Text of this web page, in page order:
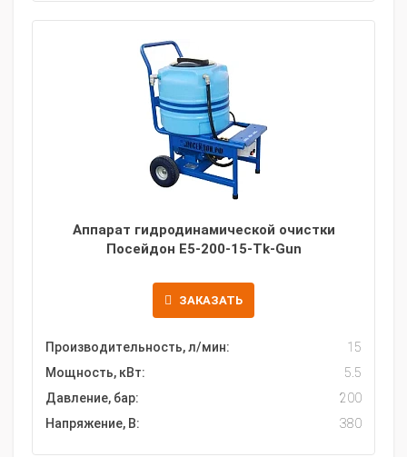
Аппарат гидродинамической очистки
Посейдон E5-200-15-Tk-Gun
ЗАКАЗАТЬ
Производительность, л/мин:
15
Мощность, кВт:
5.5
Давление, бар:
200
Напряжение, В:
380